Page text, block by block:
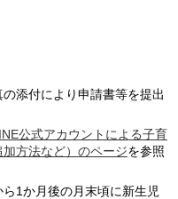
添付により申請書等を提出
公式アカウントによる子育
方法など）のページを参照
1か月後の月末頃に新生児